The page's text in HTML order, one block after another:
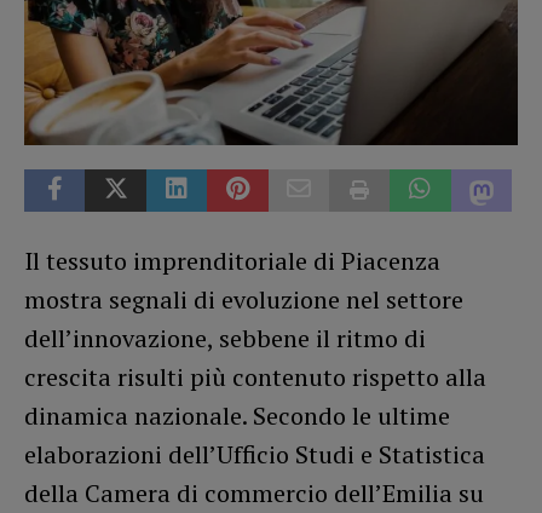
Il tessuto imprenditoriale di Piacenza
mostra segnali di evoluzione nel settore
dell’innovazione, sebbene il ritmo di
crescita risulti più contenuto rispetto alla
dinamica nazionale. Secondo le ultime
elaborazioni dell’Ufficio Studi e Statistica
della Camera di commercio dell’Emilia su